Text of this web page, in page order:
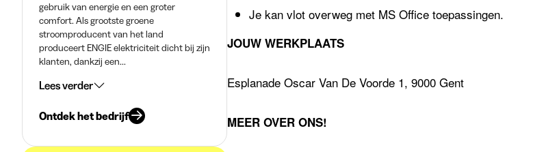
gebruik van energie en een groter
comfort. Als grootste groene
stroomproducent van het land
produceert ENGIE elektriciteit dicht bij zijn
klanten, dankzij een...
Lees verder
Ontdek het bedrijf
Je kan vlot overweg met MS Office toepassingen.
JOUW WERKPLAATS
Esplanade Oscar Van De Voorde 1, 9000 Gent
MEER OVER ONS!